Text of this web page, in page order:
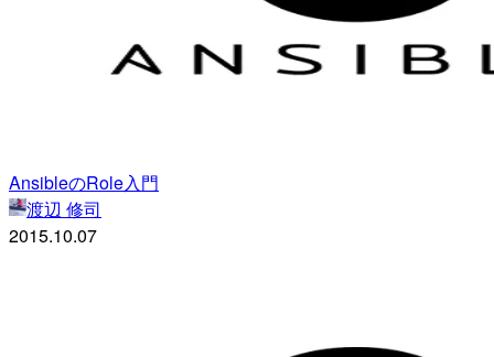
AnsibleのRole入門
渡辺 修司
2015.10.07